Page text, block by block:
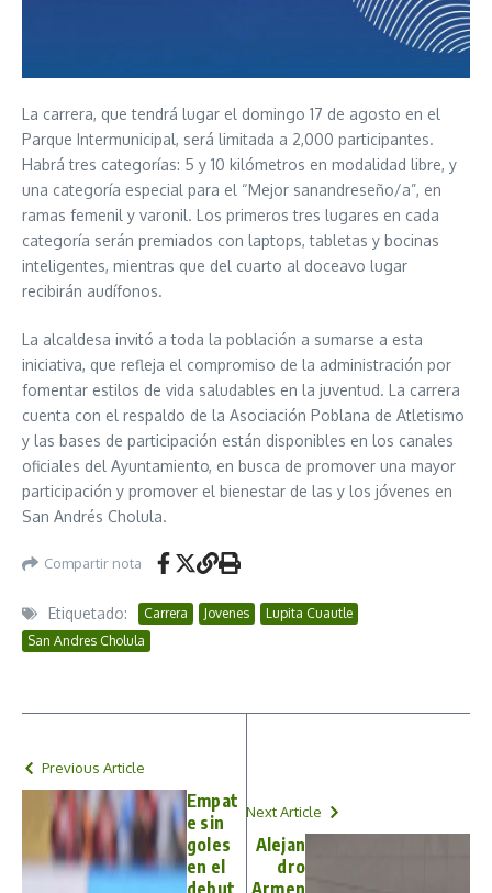
La carrera, que tendrá lugar el domingo 17 de agosto en el
Parque Intermunicipal, será limitada a 2,000 participantes.
Habrá tres categorías: 5 y 10 kilómetros en modalidad libre, y
una categoría especial para el “Mejor sanandreseño/a”, en
ramas femenil y varonil. Los primeros tres lugares en cada
categoría serán premiados con laptops, tabletas y bocinas
inteligentes, mientras que del cuarto al doceavo lugar
recibirán audífonos.
La alcaldesa invitó a toda la población a sumarse a esta
iniciativa, que refleja el compromiso de la administración por
fomentar estilos de vida saludables en la juventud. La carrera
cuenta con el respaldo de la Asociación Poblana de Atletismo
y las bases de participación están disponibles en los canales
oficiales del Ayuntamiento, en busca de promover una mayor
participación y promover el bienestar de las y los jóvenes en
San Andrés Cholula.
Compartir nota
Etiquetado: Carrera Jovenes
Lupita Cuautle
San Andres Cholula
Previous Article
Empat
e sin
goles
en el
Next Article
Alejan
dro